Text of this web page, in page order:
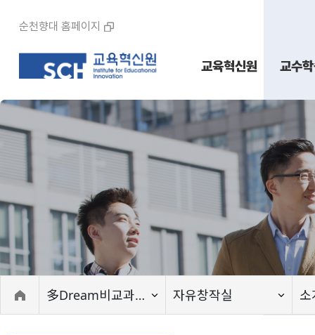
순천향대 홈페이지
교육혁신원 교수
多Dream비교과센터 자유창작실 소